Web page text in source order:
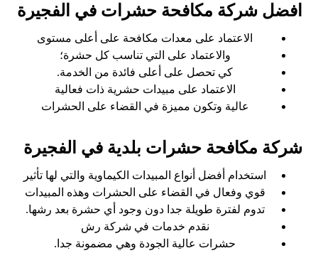
افضل شركة مكافحة حشرات في الفجيرة
الاعتماد على معدات مكافحة على أعلى مستوى
والاعتماد على التي تناسب كل حشرة؛
كي تحصل على أعلى فائدة من الخدمة.
الاعتماد على مبيدات حشرية ذات فعالية
عالية وتكون مميزة في القضاء على الحشرات
شركة مكافحة حشرات بلدية في الفجيرة
استخدام أفضل أنواع المبيدات الكيماوية والتي لها تأثير
قوي وفعال في القضاء على الحشرات وهذه المبيدات
تدوم لفترة طويلة جدا دون وجود أي حشرة بعد رشها.
نقدم خدمات في شركة رش
حشرات عالية الجودة وهي مضمونة جدا.